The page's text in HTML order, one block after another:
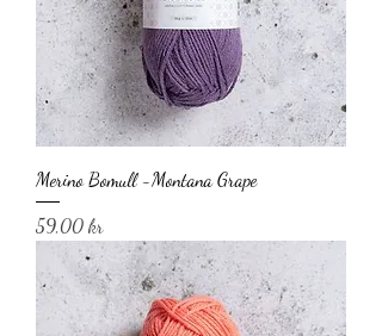
Merino Bomull -Montana Grape
Pris
59,00 kr